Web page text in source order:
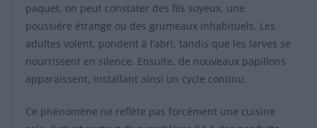
paquet, on peut constater des fils soyeux, une
poussière étrange ou des grumeaux inhabituels. Les
adultes volent, pondent à l’abri, tandis que les larves se
nourrissent en silence. Ensuite, de nouveaux papillons
apparaissent, installant ainsi un cycle continu.
Ce phénomène ne reflète pas forcément une cuisine